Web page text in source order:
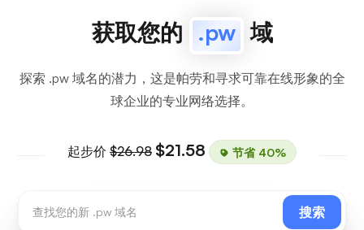
获取您的 .pw 域
探索 .pw 域名的潜力，这是帕劳和寻求可靠在线形象的全
球企业的专业网络选择。
起步价 $26.98 $21.58 节省 40%
搜索